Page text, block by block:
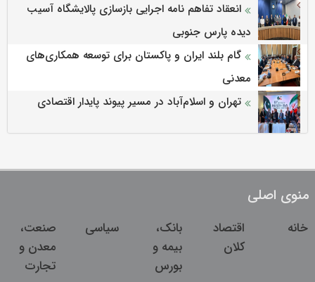
انعقاد تفاهم نامه اجرایی بازسازی پالایشگاه آسیب
دیده پارس جنوبی
گام بلند ایران و پاکستان برای توسعه همکاری‌های
معدنی
تهران و اسلام‌آباد در مسیر پیوند پایدار اقتصادی
منوی اصلی
خانه
اقتصاد
کلان
بانک،
بیمه و
بورس
سیاسی
صنعت،
معدن و
تجارت